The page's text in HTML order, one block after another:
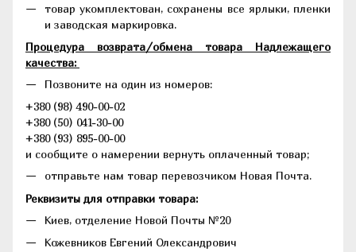
товар укомплектован, сохранены все ярлыки, пленки
и заводская маркировка.
Процедура возврата/обмена товара Надлежащего
качества:
Позвоните на один из номеров:
+380 (98) 490-00-02
+380 (50) 041-30-00
+380 (93) 895-00-00
и сообщите о намерении вернуть оплаченный товар;
отправьте нам товар перевозчиком Новая Почта.
Реквизиты для отправки товара:
Киев, отделение Новой Почты №20
Кожевников Евгений Олександрович